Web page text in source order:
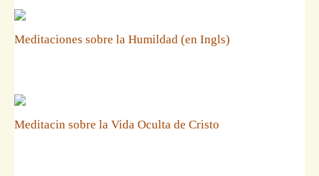
Meditaciones sobre la Humildad (en Ingls)
Meditacin sobre la Vida Oculta de Cristo